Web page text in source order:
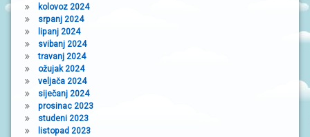
kolovoz 2024
srpanj 2024
lipanj 2024
svibanj 2024
travanj 2024
ožujak 2024
veljača 2024
siječanj 2024
prosinac 2023
studeni 2023
listopad 2023